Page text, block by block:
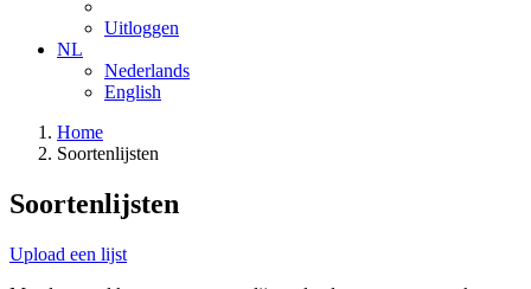
Uitloggen
NL
Nederlands
English
Home
Soortenlijsten
Soortenlijsten
Upload een lijst